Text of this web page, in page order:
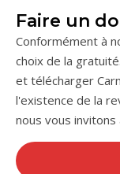
Faire un
Conformément à
choix de la
et télécharger
l'existence de la
nous vous invitons